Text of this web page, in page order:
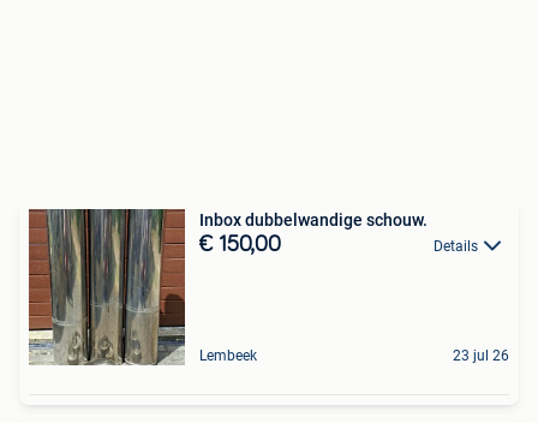
Inbox dubbelwandige schouw.
€ 150,00 Details
Lembeek 23 jul 26